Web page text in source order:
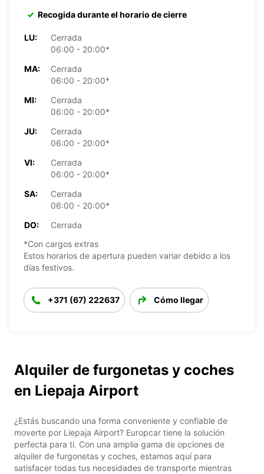
Recogida durante el horario de cierre
LU:
Cerrada
06:00 - 20:00*
MA:
Cerrada
06:00 - 20:00*
MI:
Cerrada
06:00 - 20:00*
JU:
Cerrada
06:00 - 20:00*
VI:
Cerrada
06:00 - 20:00*
SA:
Cerrada
06:00 - 20:00*
DO:
Cerrada
*Con cargos extras
Estos horarios de apertura pueden variar debido a los
días festivos.
+371 (67) 222637 Cómo llegar
Alquiler de furgonetas y coches
en Liepaja Airport
¿Estás buscando una forma conveniente y confiable de
moverte por Liepaja Airport? Europcar tiene la solución
perfecta para ti. Con una amplia gama de opciones de
alquiler de furgonetas y coches, estamos aquí para
satisfacer todas tus necesidades de transporte mientras